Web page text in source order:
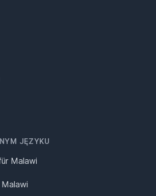
JĘZYKU
Malawi